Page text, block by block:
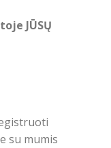
JŪSŲ
su mumis